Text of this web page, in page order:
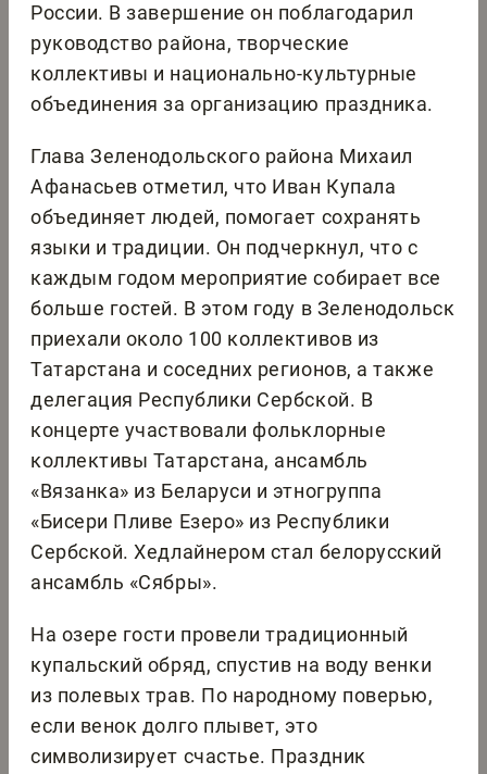
России. В завершение он поблагодарил
руководство района, творческие
коллективы и национально-культурные
объединения за организацию праздника.
Глава Зеленодольского района Михаил
Афанасьев отметил, что Иван Купала
объединяет людей, помогает сохранять
языки и традиции. Он подчеркнул, что с
каждым годом мероприятие собирает все
больше гостей. В этом году в Зеленодольск
приехали около 100 коллективов из
Татарстана и соседних регионов, а также
делегация Республики Сербской. В
концерте участвовали фольклорные
коллективы Татарстана, ансамбль
«Вязанка» из Беларуси и этногруппа
«Бисери Пливе Езеро» из Республики
Сербской. Хедлайнером стал белорусский
ансамбль «Сябры».
На озере гости провели традиционный
купальский обряд, спустив на воду венки
из полевых трав. По народному поверью,
если венок долго плывет, это
символизирует счастье. Праздник